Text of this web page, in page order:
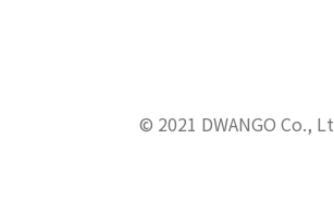
© 2021 DWANGO Co.,